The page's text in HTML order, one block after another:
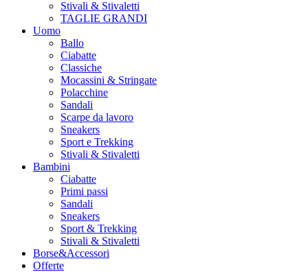
Stivali & Stivaletti
TAGLIE GRANDI
Uomo
Ballo
Ciabatte
Classiche
Mocassini & Stringate
Polacchine
Sandali
Scarpe da lavoro
Sneakers
Sport e Trekking
Stivali & Stivaletti
Bambini
Ciabatte
Primi passi
Sandali
Sneakers
Sport & Trekking
Stivali & Stivaletti
Borse&Accessori
Offerte